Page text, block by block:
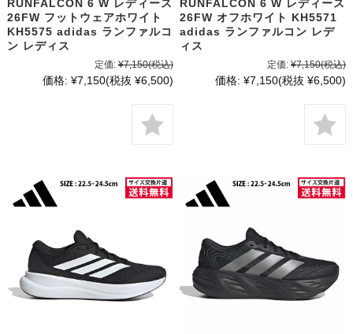
RUNFALCON 6 W レディース
26FW フットウェアホワイト
KH5575 adidas ランファルコ
ン レディス
定価: ¥7,150(税込)
価格: ¥7,150(税抜 ¥6,500)
RUNFALCON 6 W レディース
26FW オフホワイト KH5571
adidas ランファルコン レデ
ィス
定価: ¥7,150(税込)
価格: ¥7,150(税抜 ¥6,500)